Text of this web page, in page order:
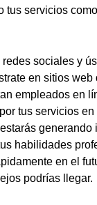
tus servicios como
sociales y
en sitios web
empleados en
tus servicios
generando
habilidades
en el
podrías llegar.